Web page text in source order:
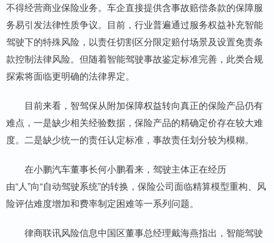
不得经营商业保险业务。车企直接提供含事故赔偿条款的保障服
务易引发法律性质争议。目前，行业普遍通过服务权益补充智能
驾驶下的特殊风险，以责任切割区分限定赔付场景及设置免责条
款控制法律风险。但随着智能驾驶事故鉴定标准完善，此类合规
探索将面临更明确的法律界定。
目前来看，智驾保从附加保障权益转向真正的保险产品仍有
难点，一是缺少相关经验数据，保险产品的精确定价存在较大难
度。二是缺少统一的责任认定标准，事故责任划分较为模糊。
在小鹏汽车董事长何小鹏看来，驾驶主体正在经历
由“人”向“自动驾驶系统”的转换，保险公司面临精算模型重构、风
险评估难度增加和费率制定困难等一系列问题。
律商联讯风险信息中国区董事总经理戴海燕指出，智能驾驶